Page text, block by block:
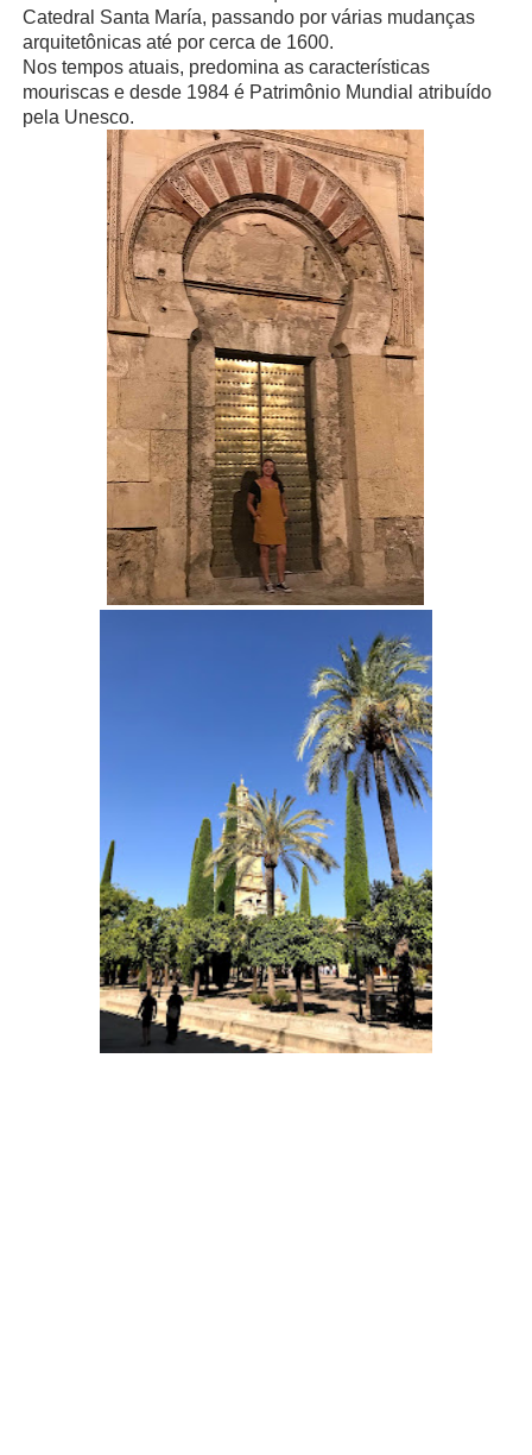
Catedral Santa María, passando por várias mudanças
arquitetônicas até por cerca de 1600.
Nos tempos atuais, predomina as características
mouriscas e desde 1984 é Patrimônio Mundial atribuído
pela Unesco.